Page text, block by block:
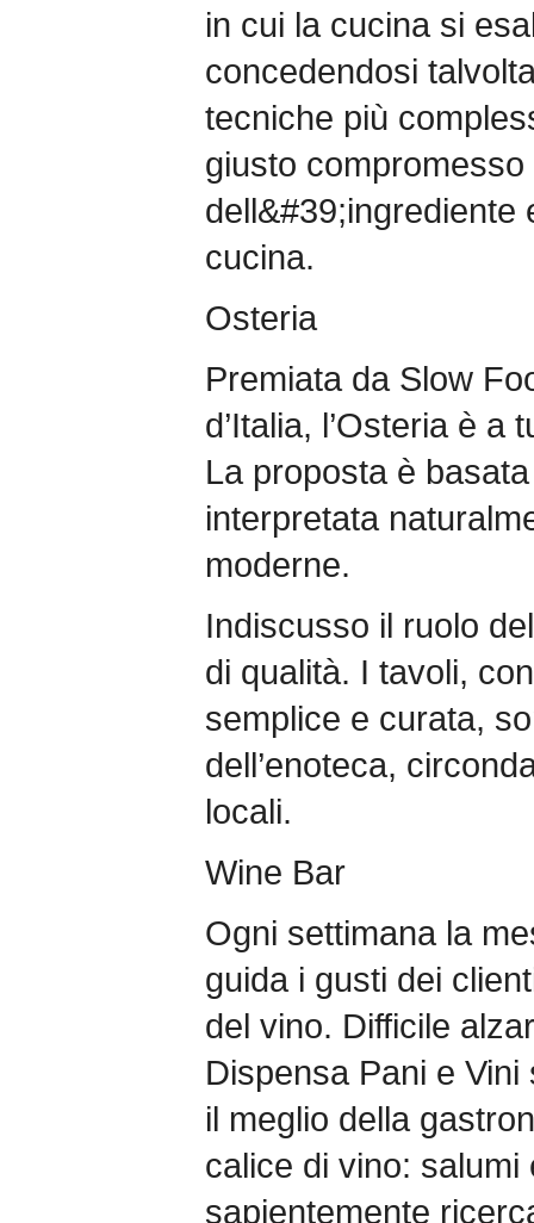
in cui la cucina si
concedendosi
tecniche più
giusto
dell&#39;ingrediente
cucina.
Osteria
Premiata da Slow
d’Italia, l’Osteria è a
La proposta è
interpretata
moderne.
Indiscusso il ruolo
di qualità. I tavoli,
semplice e curata,
dell’enoteca,
locali.
Wine Bar
Ogni settimana la
guida i gusti dei
del vino. Difficile
Dispensa Pani e
il meglio della
calice di vino: salumi
sapientemente